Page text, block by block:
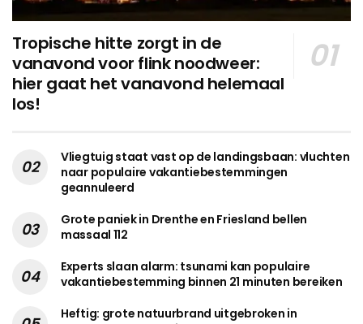
Tropische hitte zorgt in de
vanavond voor flink noodweer:
hier gaat het vanavond helemaal
los!
Vliegtuig staat vast op de landingsbaan: vluchten
naar populaire vakantiebestemmingen
geannuleerd
Grote paniek in Drenthe en Friesland bellen
massaal 112
Experts slaan alarm: tsunami kan populaire
vakantiebestemming binnen 21 minuten bereiken
Heftig: grote natuurbrand uitgebroken in